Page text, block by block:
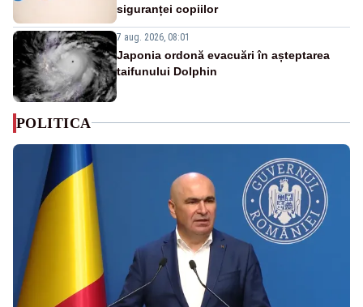
siguranței copiilor
7 aug. 2026, 08:01
Japonia ordonă evacuări în așteptarea
taifunului Dolphin
POLITICA